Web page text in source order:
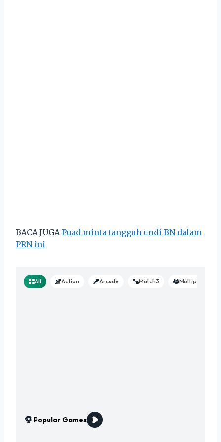
BACA JUGA Puad minta tangguh undi BN dalam
PRN ini